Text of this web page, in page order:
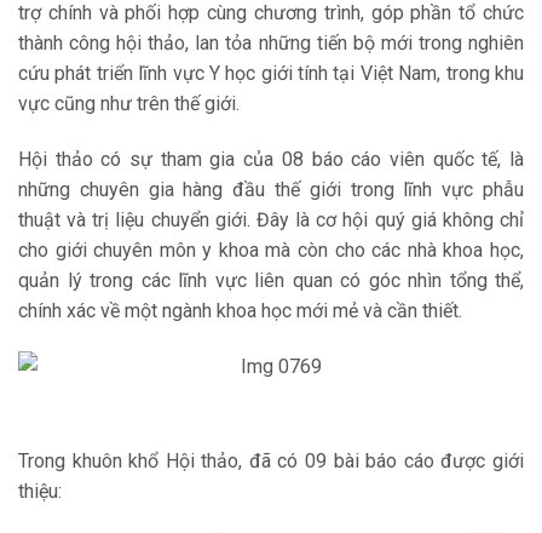
trợ chính và phối hợp cùng chương trình, góp phần tổ chức
thành công hội thảo, lan tỏa những tiến bộ mới trong nghiên
cứu phát triển lĩnh vực Y học giới tính tại Việt Nam, trong khu
vực cũng như trên thế giới.
Hội thảo có sự tham gia của 08 báo cáo viên quốc tế, là
những chuyên gia hàng đầu thế giới trong lĩnh vực phẫu
thuật và trị liệu chuyển giới. Đây là cơ hội quý giá không chỉ
cho giới chuyên môn y khoa mà còn cho các nhà khoa học,
quản lý trong các lĩnh vực liên quan có góc nhìn tổng thể,
chính xác về một ngành khoa học mới mẻ và cần thiết.
Trong khuôn khổ Hội thảo, đã có 09 bài báo cáo được giới
thiệu: